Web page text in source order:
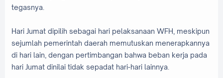
tegasnya.
Hari Jumat dipilih sebagai hari pelaksanaan WFH, meskipun
sejumlah pemerintah daerah memutuskan menerapkannya
di hari lain, dengan pertimbangan bahwa beban kerja pada
hari Jumat dinilai tidak sepadat hari-hari lainnya.